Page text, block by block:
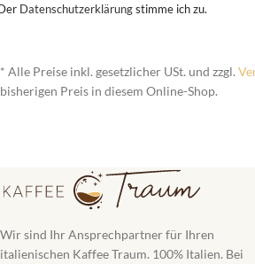
Datenschutzerklärungstimme ich zu.
* Alle Preise inkl. gesetzlicher USt. und zzgl.
bisherigen Preis in diesem Online-Shop.
Wir sind Ihr Ansprechpartner für Ihren
italienischen Kaffee Traum. 100% Italien. Bei